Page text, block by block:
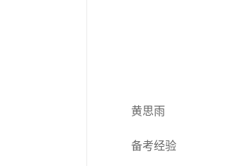
黄思雨
备考经验